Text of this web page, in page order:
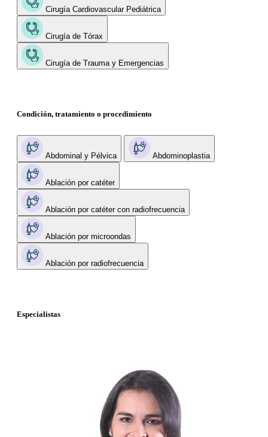
Cirugía Cardiovascular Pediátrica
Cirugía de Tórax
Cirugía de Trauma y Emergencias
Condición, tratamiento o procedimiento
Abdominal y Pélvica Abdominoplastia
Ablación por catéter
Ablación por catéter con radiofrecuencia
Ablación por microondas
Ablación por radiofrecuencia
Especialistas